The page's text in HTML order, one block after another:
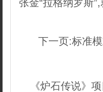
张金“拉格纳罗斯
下一页:标准
《炉石传说》